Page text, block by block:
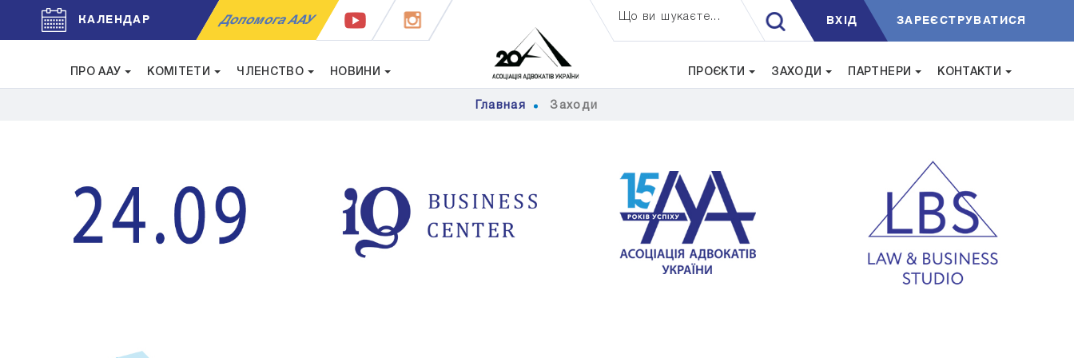
КАЛЕНДАР Допомога ААУ Що ви шукаєте... ВXIД ЗАРЕЄСТРУВАТИСЯ
ПРО ААУ КОМІТЕТИ ЧЛЕНСТВО НОВИНИ ПРОЄКТИ ЗАХОДИ ПАРТНЕРИ КОНТАКТИ
Главная Заходи